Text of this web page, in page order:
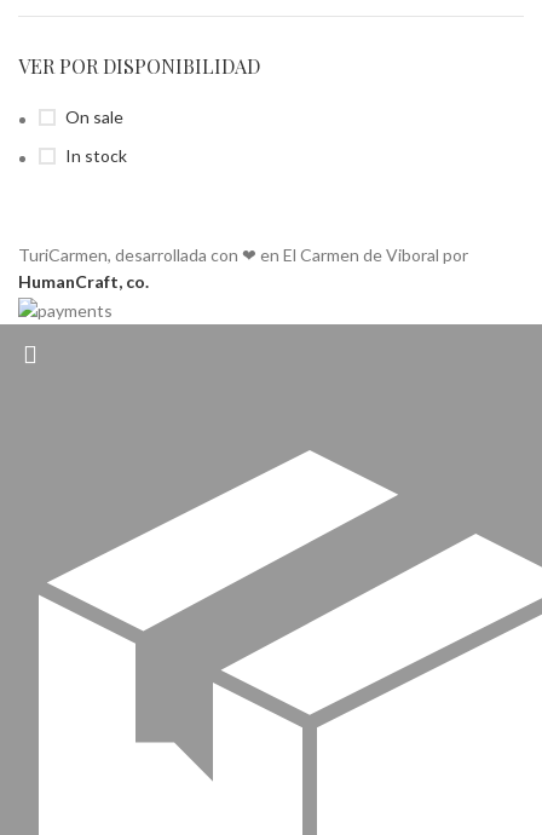
Verde Fantasía
VER POR DISPONIBILIDAD
On sale
In stock
TuriCarmen, desarrollada con ❤ en El Carmen de Viboral por
HumanCraft, co.